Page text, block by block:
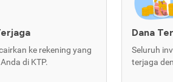
ke rekening yang
di KTP.
Dana
Seluruh
terjaga